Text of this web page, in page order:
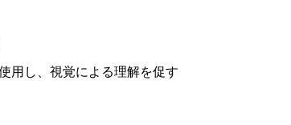
用し、視覚による理解を促す